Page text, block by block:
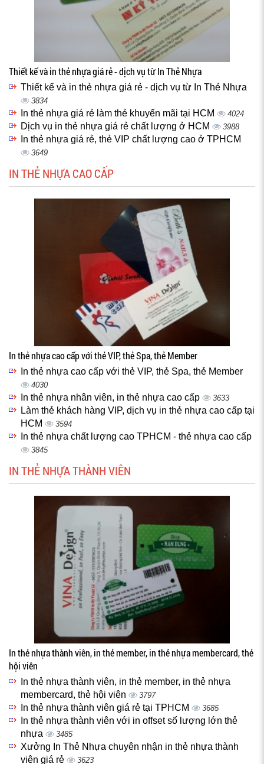
Thiết kế và in thẻ nhựa giá rẻ - dịch vụ từ In Thẻ Nhựa
Thiết kế và in thẻ nhựa giá rẻ - dịch vụ từ In Thẻ Nhựa
3834
In thẻ nhựa giá rẻ làm thẻ khuyến mãi tại HCM 4024
Dịch vụ in thẻ nhựa giá rẻ chất lượng ở HCM 3988
In thẻ nhựa giá rẻ, thẻ VIP chất lượng cao ở TPHCM
3649
IN THẺ NHỰA CAO CẤP
In thẻ nhựa cao cấp với thẻ VIP, thẻ Spa, thẻ Member
In thẻ nhựa cao cấp với thẻ VIP, thẻ Spa, thẻ Member
4030
In thẻ nhựa nhân viên, in thẻ nhựa cao cấp 3633
Làm thẻ khách hàng VIP, dịch vụ in thẻ nhựa cao cấp tại
HCM
3594
In thẻ nhựa chất lượng cao TPHCM - thẻ nhựa cao cấp
3845
IN THẺ NHỰA THÀNH VIÊN
In thẻ nhựa thành viên, in thẻ member, in thẻ nhựa membercard, thẻ
hội viên
In thẻ nhựa thành viên, in thẻ member, in thẻ nhựa
membercard, thẻ hội viên
3797
In thẻ nhựa thành viên giá rẻ tại TPHCM 3685
In thẻ nhựa thành viên với in offset số lượng lớn thẻ
nhựa
3485
Xưởng In Thẻ Nhựa chuyên nhận in thẻ nhựa thành
viên giá rẻ
3623